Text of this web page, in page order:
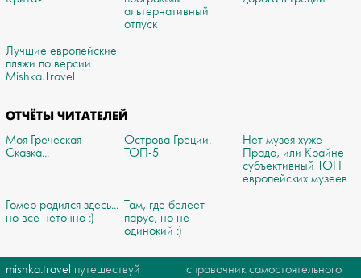
альтернативный
отпуск
Лучшие европейские
пляжи по версии
Mishka.Travel
ОТЧЁТЫ ЧИТАТЕЛЕЙ
Моя Греческая
Сказка...
Острова Греции.
ТОП-5
Нет музея хуже
Прадо, или Крайне
субъективный ТОП
европейских музеев
Гомер родился здесь...
но все неточно :)
Там, где белеет
парус, но не
одинокий :)
mishka.travel путешествуй
справочник самостоятельного